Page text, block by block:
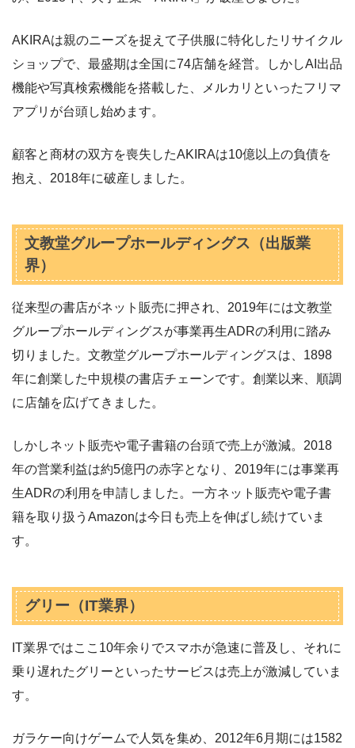
AKIRAは親のニーズを捉えて子供服に特化したリサイクル
ショップで、最盛期は全国に74店舗を経営。しかしAI出品
機能や写真検索機能を搭載した、メルカリといったフリマ
アプリが台頭し始めます。
顧客と商材の双方を喪失したAKIRAは10億以上の負債を
抱え、2018年に破産しました。
文教堂グループホールディングス（出版業
界）
従来型の書店がネット販売に押され、2019年には文教堂
グループホールディングスが事業再生ADRの利用に踏み
切りました。文教堂グループホールディングスは、1898
年に創業した中規模の書店チェーンです。創業以来、順調
に店舗を広げてきました。
しかしネット販売や電子書籍の台頭で売上が激減。2018
年の営業利益は約5億円の赤字となり、2019年には事業再
生ADRの利用を申請しました。一方ネット販売や電子書
籍を取り扱うAmazonは今日も売上を伸ばし続けていま
す。
グリー（IT業界）
IT業界ではここ10年余りでスマホが急速に普及し、それに
乗り遅れたグリーといったサービスは売上が激減していま
す。
ガラケー向けゲームで人気を集め、2012年6月期には1582